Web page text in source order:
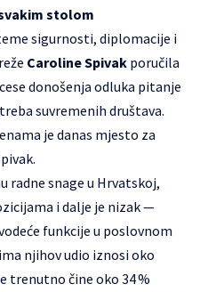
stolom
sigurnosti, diplomacije i
Caroline Spivak poručila
donošenja odluka pitanje
suvremenih društava.
je danas mjesto za
radne snage u Hrvatskoj,
i dalje je nizak —
funkcije u poslovnom
njihov udio iznosi oko
trenutno čine oko 34 %